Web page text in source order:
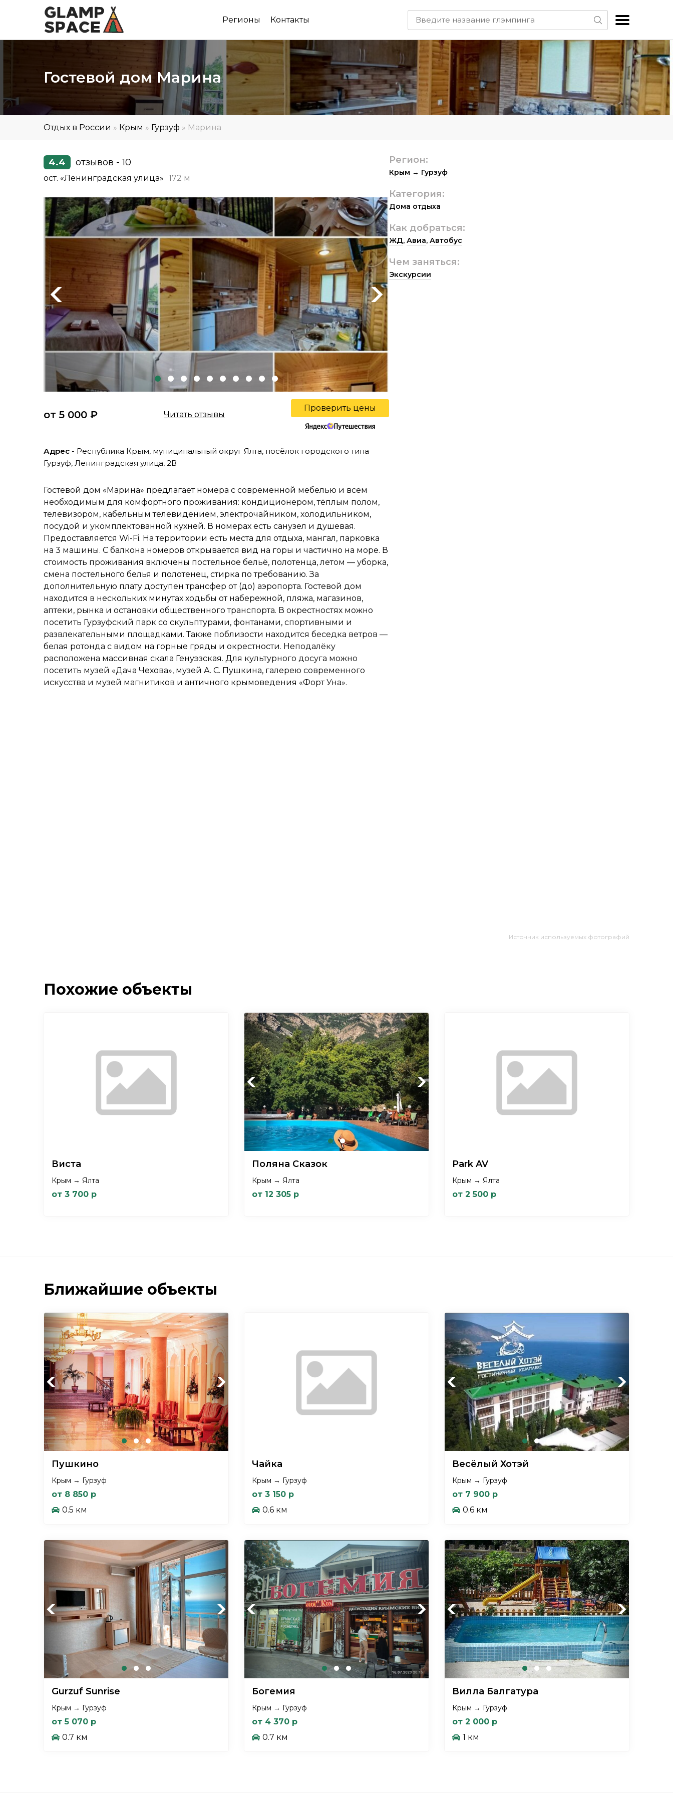
Регионы Контакты
Гостевой дом Марина
Отдых в России » Крым » Гурзуф » Марина
4.4 отзывов - 10
ост. «Ленинградская улица» 172 м
Previous Next
от 5 000 ₽ Читать отзывы
Проверить цены
Адрес - Республика Крым, муниципальный округ Ялта, посёлок городского типа
Гурзуф, Ленинградская улица, 2В
Гостевой дом «Марина» предлагает номера с современной мебелью и всем
необходимым для комфортного проживания: кондиционером, тёплым полом,
телевизором, кабельным телевидением, электрочайником, холодильником,
посудой и укомплектованной кухней. В номерах есть санузел и душевая.
Предоставляется Wi-Fi. На территории есть места для отдыха, мангал, парковка
на 3 машины. С балкона номеров открывается вид на горы и частично на море. В
стоимость проживания включены постельное бельё, полотенца, летом — уборка,
смена постельного белья и полотенец, стирка по требованию. За
дополнительную плату доступен трансфер от (до) аэропорта. Гостевой дом
находится в нескольких минутах ходьбы от набережной, пляжа, магазинов,
аптеки, рынка и остановки общественного транспорта. В окрестностях можно
посетить Гурзуфский парк со скульптурами, фонтанами, спортивными и
развлекательными площадками. Также поблизости находится беседка ветров —
белая ротонда с видом на горные гряды и окрестности. Неподалёку
расположена массивная скала Генуэзская. Для культурного досуга можно
посетить музей «Дача Чехова», музей А. С. Пушкина, галерею современного
искусства и музей магнитиков и античного крымоведения «Форт Уна».
Регион:
Крым → Гурзуф
Категория:
Дома отдыха
Как добраться:
ЖД, Авиа, Автобус
Чем заняться:
Экскурсии
Источник используемых фотографий
Похожие объекты
Виста
Крым → Ялта
от 3 700 р
Previous Next
Поляна Сказок
Крым → Ялта
от 12 305 р
Park AV
Крым → Ялта
от 2 500 р
Ближайшие объекты
Previous Next
Пушкино
Крым → Гурзуф
от 8 850 р
0.5 км
Чайка
Крым → Гурзуф
от 3 150 р
0.6 км
Previous Next
Весёлый Хотэй
Крым → Гурзуф
от 7 900 р
0.6 км
Previous Next
Gurzuf Sunrise
Крым → Гурзуф
от 5 070 р
0.7 км
Previous Next
Богемия
Крым → Гурзуф
от 4 370 р
0.7 км
Previous Next
Вилла Балгатура
Крым → Гурзуф
от 2 000 р
1 км